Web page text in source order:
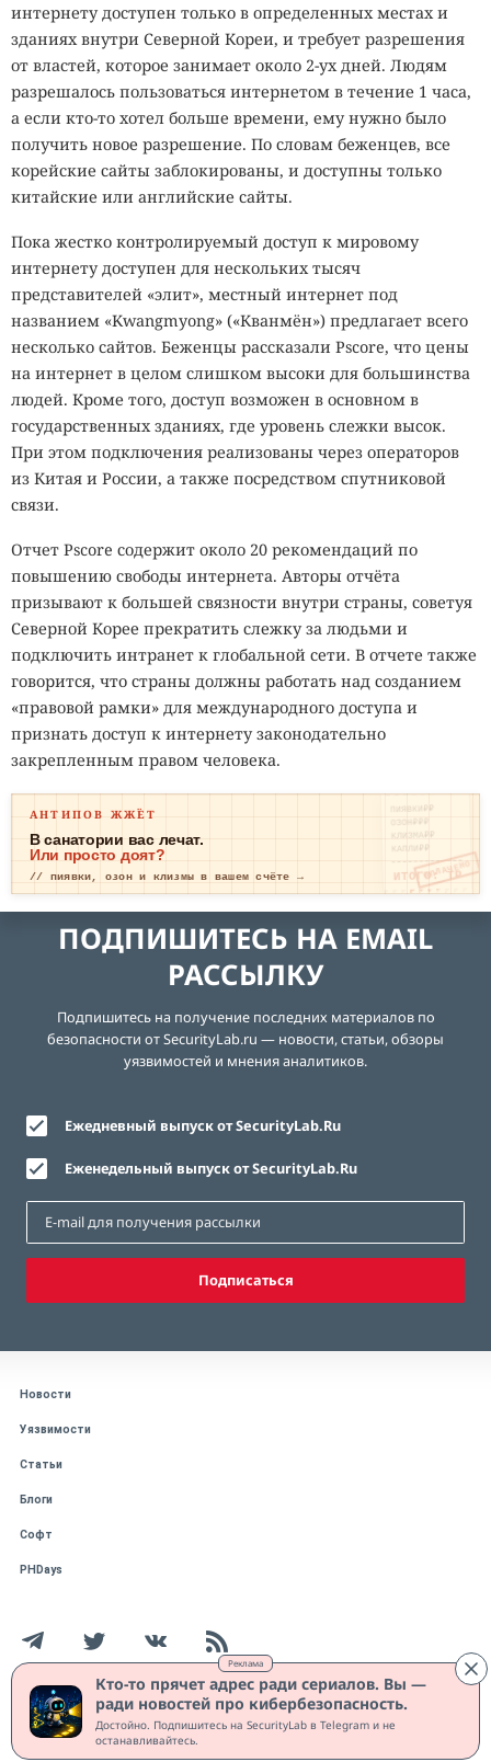
Реклама
Кто-то прячет адрес ради сериалов. Вы —
ради новостей про кибербезопасность.
Достойно. Подпишитесь на SecurityLab в Telegram и не
останавливайтесь.
интернету доступен только в определенных местах и
зданиях внутри Северной Кореи, и требует разрешения
от властей, которое занимает около 2-ух дней. Людям
разрешалось пользоваться интернетом в течение 1 часа,
а если кто-то хотел больше времени, ему нужно было
получить новое разрешение. По словам беженцев, все
корейские сайты заблокированы, и доступны только
китайские или английские сайты.
Пока жестко контролируемый доступ к мировому
интернету доступен для нескольких тысяч
представителей «элит», местный интернет под
названием «Kwangmyong» («Кванмён») предлагает всего
несколько сайтов. Беженцы рассказали Pscore, что цены
на интернет в целом слишком высоки для большинства
людей. Кроме того, доступ возможен в основном в
государственных зданиях, где уровень слежки высок.
При этом подключения реализованы через операторов
из Китая и России, а также посредством спутниковой
связи.
Отчет Pscore содержит около 20 рекомендаций по
повышению свободы интернета. Авторы отчёта
призывают к большей связности внутри страны, советуя
Северной Корее прекратить слежку за людьми и
подключить интранет к глобальной сети. В отчете также
говорится, что страны должны работать над созданием
«правовой рамки» для международного доступа и
признать доступ к интернету законодательно
закрепленным правом человека.
ПИЯВКИ₽₽
КЛИЗМА₽₽
КАПЛИ₽₽
ИТОГО: ТР
ЕВОГА
ОПЛАЧЕНО
АНТИПОВ ЖЖЁТ
В санатории вас лечат.
Или просто доят?
// пиявки, озон и клизмы в вашем счёте →
ПОДПИШИТЕСЬ НА EMAIL
РАССЫЛКУ
Подпишитесь на получение последних материалов по
безопасности от SecurityLab.ru — новости, статьи, обзоры
уязвимостей и мнения аналитиков.
Ежедневный выпуск от SecurityLab.Ru
Еженедельный выпуск от SecurityLab.Ru
Подписаться
Новости
Уязвимости
Статьи
Блоги
Софт
PHDays
Работает на CMS "1С-Битрикс: Управление сайтом"
Защищено CURATOR